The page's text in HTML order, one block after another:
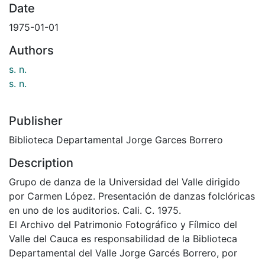
Date
1975-01-01
Authors
s. n.
s. n.
Publisher
Biblioteca Departamental Jorge Garces Borrero
Description
Grupo de danza de la Universidad del Valle dirigido
por Carmen López. Presentación de danzas folclóricas
en uno de los auditorios. Cali. C. 1975.
El Archivo del Patrimonio Fotográfico y Fílmico del
Valle del Cauca es responsabilidad de la Biblioteca
Departamental del Valle Jorge Garcés Borrero, por